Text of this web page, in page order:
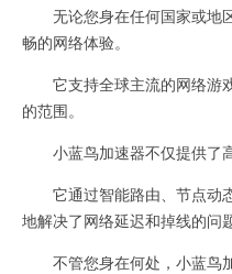
无论您身在任何国家或地
畅的网络体验。
它支持全球主流的网络游
的范围。
小蓝鸟加速器不仅提供了高
它通过智能路由、节点动
地解决了网络延迟和掉线的问
不管您身在何处，小蓝鸟